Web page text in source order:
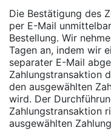
Die Bestätigung des
per E-Mail
Bestellung. Wir
Tagen an, indem wir
separater E-Mail
Zahlungstransaktion
den ausgewählten
wird. Der
Zahlungstransaktion
ausgewählten